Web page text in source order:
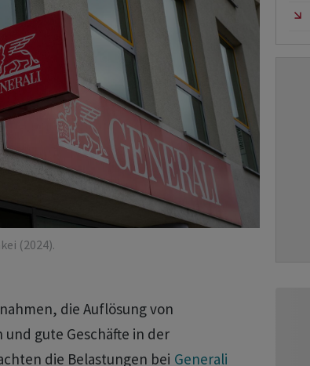
(2024).
die Auflösung von
gute Geschäfte in der
die Belastungen bei Generali